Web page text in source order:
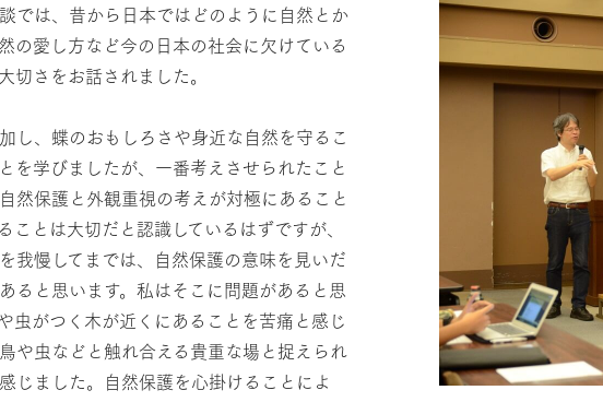
では、昔から日本ではどのように自然とか
の愛し方など今の日本の社会に欠けている
切さをお話されました。
し、蝶のおもしろさや身近な自然を守るこ
を学びましたが、一番考えさせられたこと
然保護と外観重視の考えが対極にあること
とは大切だと認識しているはずですが、
我慢してまでは、自然保護の意味を見いだ
ると思います。私はそこに問題があると思
虫がつく木が近くにあることを苦痛と感じ
や虫などと触れ合える貴重な場と捉えられ
じました。自然保護を心掛けることによ